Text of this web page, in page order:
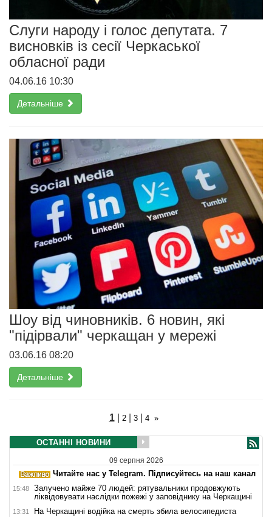
Слуги народу і голос депутата. 7
висновків із сесії Черкаської
обласної ради
04.06.16 10:30
Детальніше
Шоу від чиновників. 6 новин, які
"підірвали" черкащан у мережі
03.06.16 08:20
Детальніше
1| 2| 3| 4 »
ОСТАННІ НОВИНИ
09 серпня 2026
Читайте нас у Telegram. Підписуйтесь на наш канал
15:48
Залучено майже 70 людей: рятувальники продовжують
ліквідовувати наслідки пожежі у заповіднику на Черкащині
13:31 На Черкащині водійка на смерть збила велосипедиста